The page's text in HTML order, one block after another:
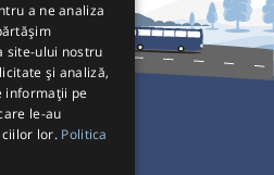
Călători
a ne analiza
site-ului nostru
și analiză,
informații pe
le-au
lor. Politica